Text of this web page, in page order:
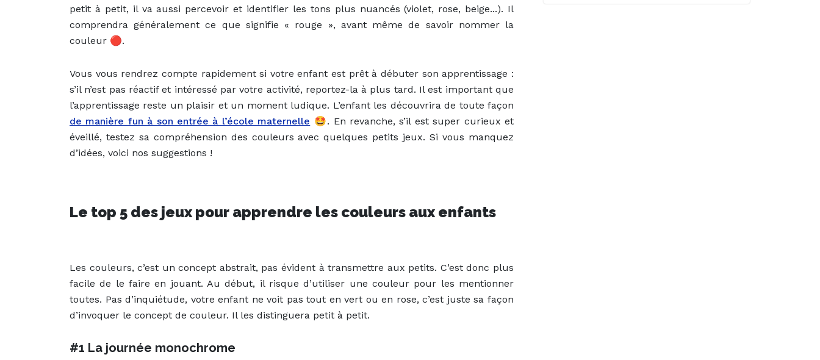
petit à petit, il va aussi percevoir et identifier les tons plus nuancés (violet, rose, beige...). Il
comprendra généralement ce que signifie « rouge », avant même de savoir nommer la
couleur 🔴.
Vous vous rendrez compte rapidement si votre enfant est prêt à débuter son apprentissage :
s’il n’est pas réactif et intéressé par votre activité, reportez-la à plus tard. Il est important que
l’apprentissage reste un plaisir et un moment ludique. L’enfant les découvrira de toute façon
de manière fun à son entrée à l’école maternelle 🤩. En revanche, s’il est super curieux et
éveillé, testez sa compréhension des couleurs avec quelques petits jeux. Si vous manquez
d’idées, voici nos suggestions !
Le top 5 des jeux pour apprendre les couleurs aux enfants
Les couleurs, c’est un concept abstrait, pas évident à transmettre aux petits. C’est donc plus
facile de le faire en jouant. Au début, il risque d’utiliser une couleur pour les mentionner
toutes. Pas d’inquiétude, votre enfant ne voit pas tout en vert ou en rose, c’est juste sa façon
d’invoquer le concept de couleur. Il les distinguera petit à petit.
#1 La journée monochrome